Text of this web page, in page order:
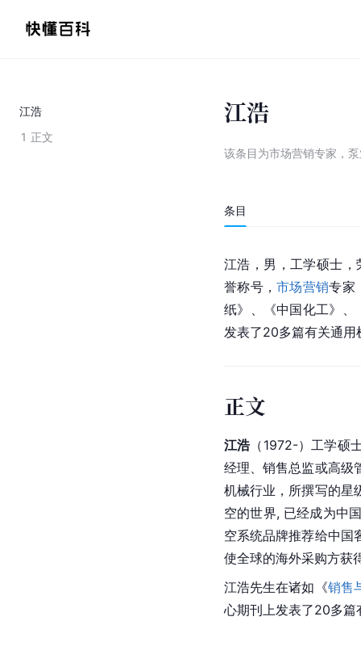
江浩
1 正文
江浩
该条目为市场营销专家，
条目
江浩，男，工学硕士，
誉称号，市场营销专家
纸》、《中国化工》、
发表了20多篇有关通
正文
江浩（1972-）工学硕
经理、销售总监或高级
机械行业，所撰写的星
空的世界, 已经成为中
空系统品牌推荐给中国
使全球的海外采购方获
江浩先生在诸如《销售
心期刊上发表了20多篇